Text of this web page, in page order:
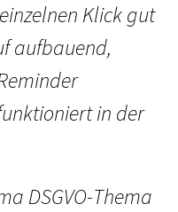
Klick gut
aufbauend,
in der
DSGVO-Thema